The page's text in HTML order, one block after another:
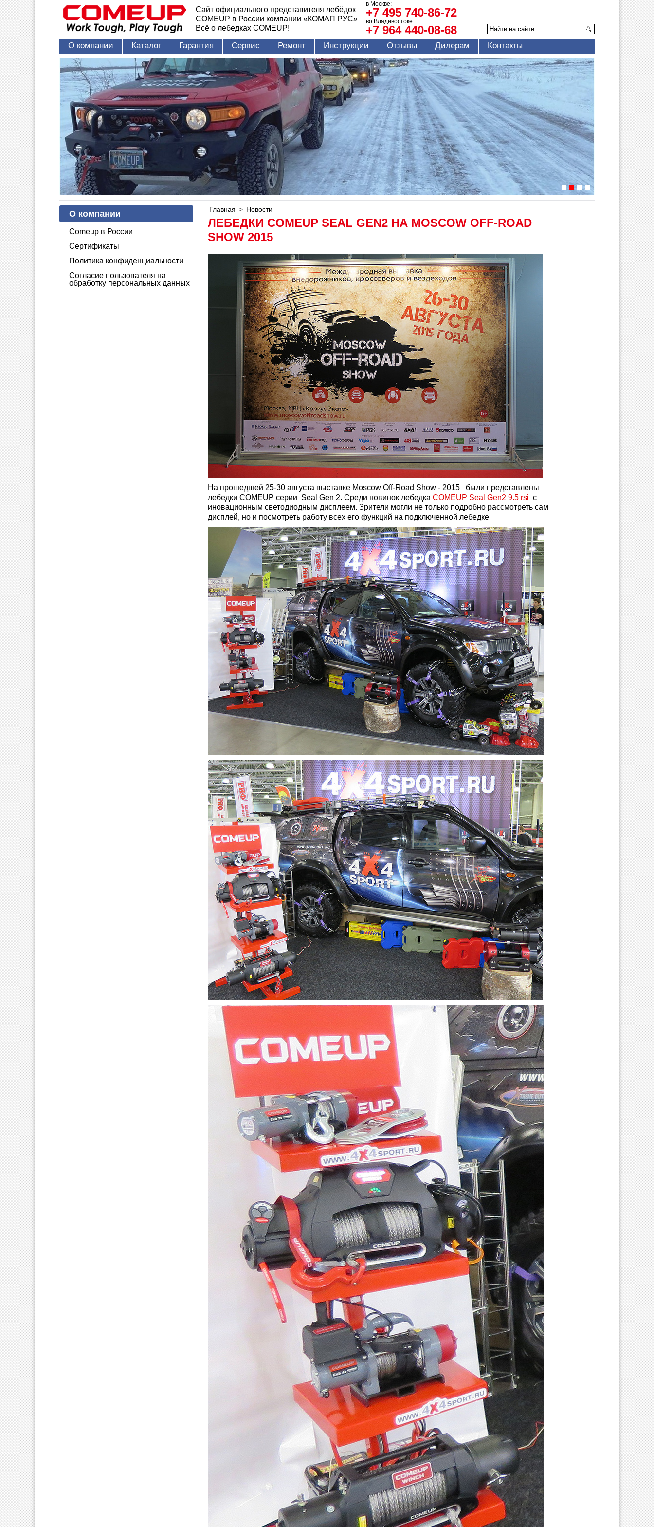
Сайт официального представителя лебёдок
COMEUP в России компании «КОМАП РУС»
Всё о лебедках COMEUP!
в Москве:
+7 495 740-86-72
во Владивостоке:
+7 964 440-08-68
О компании Каталог Гарантия Сервис Ремонт Инструкции Отзывы Дилерам Контакты
О компании
Comeup в России
Сертификаты
Политика конфиденциальности
Согласие пользователя на
обработку персональных данных
Главная > Новости
ЛЕБЕДКИ COMEUP SEAL GEN2 НА MOSCOW OFF-ROAD
SHOW 2015
На прошедшей 25-30 августа выставке Moscow Off-Road Show - 2015 были представлены
лебедки COMEUP серии Seal Gen 2. Среди новинок лебедка COMEUP Seal Gen2 9.5 rsi с
иновационным светодиодным дисплеем. Зрители могли не только подробно рассмотреть сам
дисплей, но и посмотреть работу всех его функций на подключенной лебедке.